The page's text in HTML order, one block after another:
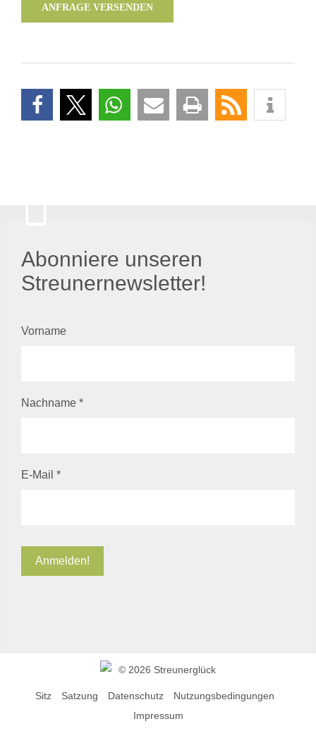
ANFRAGE VERSENDEN
Abonniere unseren
Streunernewsletter!
Vorname
Nachname *
E-Mail *
© 2026 Streunerglück
Sitz Satzung Datenschutz
Nutzungsbedingungen
Impressum